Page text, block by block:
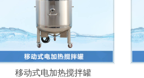
移动式电加热搅拌罐